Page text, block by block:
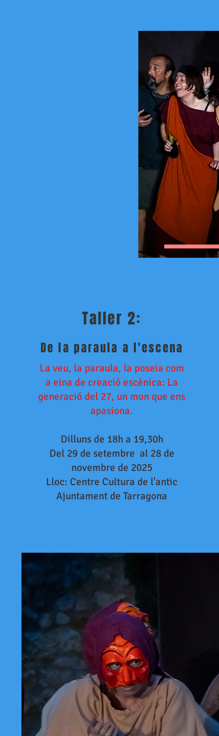
Taller 2:
De la paraula a l'escena
La veu, la paraula, la poseia com
a eina de creació escènica: La
generació del 27, un mon que ens
apasiona.
Dilluns de 18h a 19,30h
Del 29 de setembre al 28 de
novembre de 2025
Lloc: Centre Cultura de l'antic
Ajuntament de Tarragona